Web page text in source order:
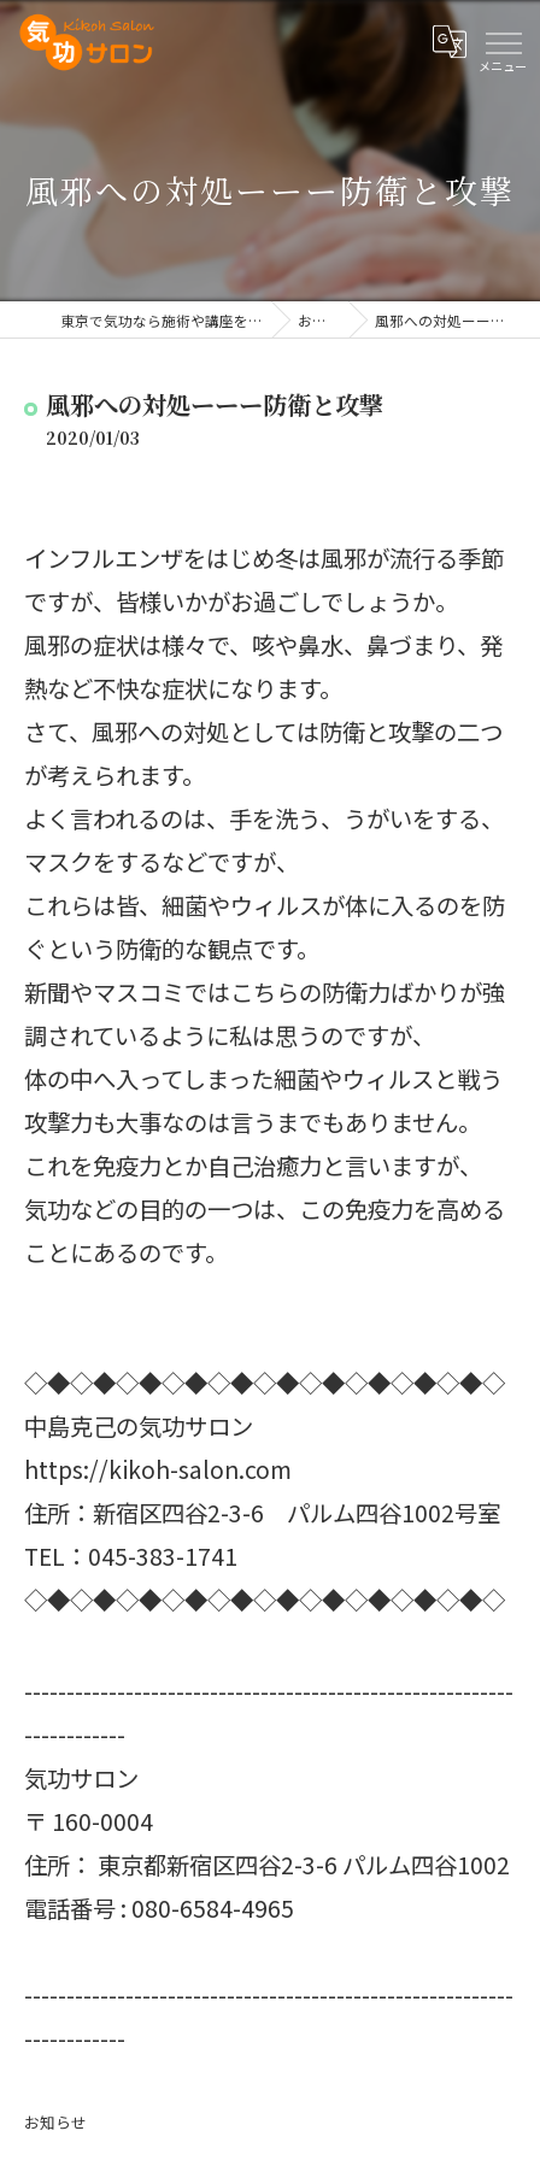
風邪への対処ーーー防衛と攻撃
東京で気功なら施術や講座を行う気功サロン お知らせ 風邪への対処ーーー防衛と攻撃
風邪への対処ーーー防衛と攻撃
2020/01/03
インフルエンザをはじめ冬は風邪が流行る季節
ですが、皆様いかがお過ごしでしょうか。
風邪の症状は様々で、咳や鼻水、鼻づまり、発
熱など不快な症状になります。
さて、風邪への対処としては防衛と攻撃の二つ
が考えられます。
よく言われるのは、手を洗う、うがいをする、
マスクをするなどですが、
これらは皆、細菌やウィルスが体に入るのを防
ぐという防衛的な観点です。
新聞やマスコミではこちらの防衛力ばかりが強
調されているように私は思うのですが、
体の中へ入ってしまった細菌やウィルスと戦う
攻撃力も大事なのは言うまでもありません。
これを免疫力とか自己治癒力と言いますが、
気功などの目的の一つは、この免疫力を高める
ことにあるのです。
◇◆◇◆◇◆◇◆◇◆◇◆◇◆◇◆◇◆◇◆◇
中島克己の気功サロン
https://kikoh-salon.com
住所：新宿区四谷2-3-6 パルム四谷1002号室
TEL：045-383-1741
◇◆◇◆◇◆◇◆◇◆◇◆◇◆◇◆◇◆◇◆◇
----------------------------------------------------------
------------
気功サロン
〒 160-0004
住所： 東京都新宿区四谷2-3-6 パルム四谷1002
電話番号 : 080-6584-4965
----------------------------------------------------------
------------
お知らせ